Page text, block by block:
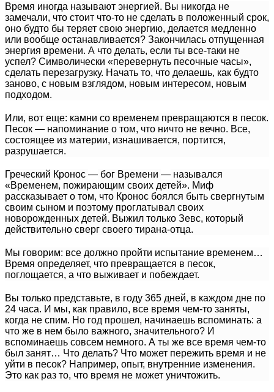
Время иногда называют энергией. Вы никогда не
замечали, что стоит что-то не сделать в положенный срок,
оно будто бы теряет свою энергию, делается медленно
или вообще останавливается? Закончилась отпущенная
энергия времени. А что делать, если ты все-таки не
успел? Символически «перевернуть песочные часы»,
сделать перезагрузку. Начать то, что делаешь, как будто
заново, с новым взглядом, новым интересом, новым
подходом.
Или, вот еще: камни со временем превращаются в песок.
Песок — напоминание о том, что ничто не вечно. Все,
состоящее из материи, изнашивается, портится,
разрушается.
Греческий Кронос — бог Времени — назывался
«Временем, пожирающим своих детей». Миф
рассказывает о том, что Кронос боялся быть свергнутым
своим сыном и поэтому проглатывал своих
новорожденных детей. Выжил только Зевс, который
действительно сверг своего тирана-отца.
Мы говорим: все должно пройти испытание временем…
Время определяет, что превращается в песок,
поглощается, а что выживает и побеждает.
Вы только представьте, в году 365 дней, в каждом дне по
24 часа. И мы, как правило, все время чем-то заняты,
когда не спим. Но год прошел, начинаешь вспоминать: а
что же в нем было важного, значительного? И
вспоминаешь совсем немного. А ты же все время чем-то
был занят… Что делать? Что может пережить время и не
уйти в песок? Например, опыт, внутренние изменения.
Это как раз то, что время не может уничтожить.